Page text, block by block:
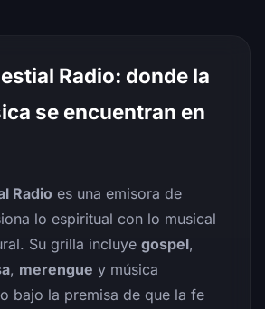
Radio: donde la
se encuentran en
Radio es una emisora de
lo espiritual con lo musical
Su grilla incluye gospel,
, merengue y música
bajo la premisa de que la fe